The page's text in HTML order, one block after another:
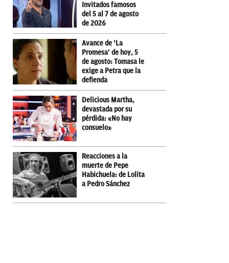
Invitados famosos
del 5 al 7 de agosto
de 2026
Avance de ‘La
Promesa’ de hoy, 5
de agosto: Tomasa le
exige a Petra que la
defienda
Delicious Martha,
devastada por su
pérdida: «No hay
consuelo»
Reacciones a la
muerte de Pepe
Habichuela: de Lolita
a Pedro Sánchez